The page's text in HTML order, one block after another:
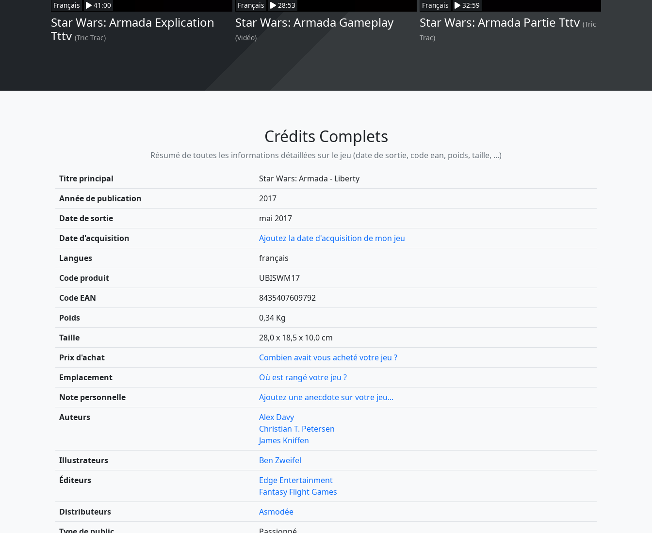
Français 41:00
Star Wars: Armada Explication
Tttv (Tric Trac)
Français 28:53
Star Wars: Armada Gameplay
(Vidéo)
Français 32:59
Star Wars: Armada Partie Tttv (Tric
Trac)
Crédits Complets
Résumé de toutes les informations détaillées sur le jeu (date de sortie, code ean, poids, taille, ...)
Titre principal
Star Wars: Armada - Liberty
Année de publication
2017
Date de sortie
mai 2017
Date d'acquisition
Ajoutez la date d'acquisition de mon jeu
Langues
français
Code produit
UBISWM17
Code EAN
8435407609792
Poids
0,34 Kg
Taille
28,0 x 18,5 x 10,0 cm
Prix d'achat
Combien avait vous acheté votre jeu ?
Emplacement
Où est rangé votre jeu ?
Note personnelle
Ajoutez une anecdote sur votre jeu...
Auteurs
Alex Davy
Christian T. Petersen
James Kniffen
Illustrateurs
Ben Zweifel
Éditeurs
Edge Entertainment
Fantasy Flight Games
Distributeurs
Asmodée